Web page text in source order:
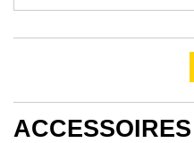
ACCESSOIRES